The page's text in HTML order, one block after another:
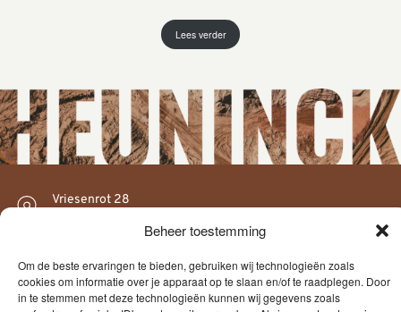
Beheer toestemming
Om de beste ervaringen te bieden, gebruiken wij technologieën zoals
cookies om informatie over je apparaat op te slaan en/of te raadplegen. Door
in te stemmen met deze technologieën kunnen wij gegevens zoals
Lees verder
Vriesenrot 28
052 22 07 40
info@heuninck.be